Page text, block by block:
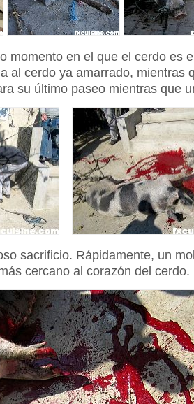
momento en el que el cerdo es
al cerdo ya amarrado, mientras
su último paseo mientras que
sacrificio. Rápidamente, un
cercano al corazón del